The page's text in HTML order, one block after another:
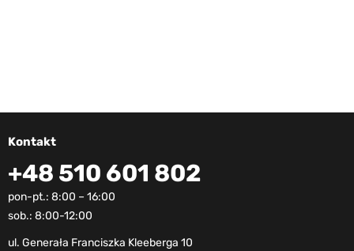
Kontakt
+48 510 601 802
pon-pt.: 8:00 – 16:00
sob.: 8:00-12:00
ul. Generała Franciszka Kleeberga 10